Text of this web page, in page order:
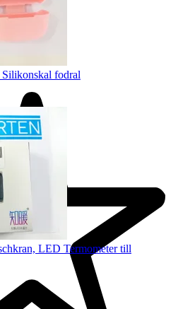
fodral
LED Termometer till